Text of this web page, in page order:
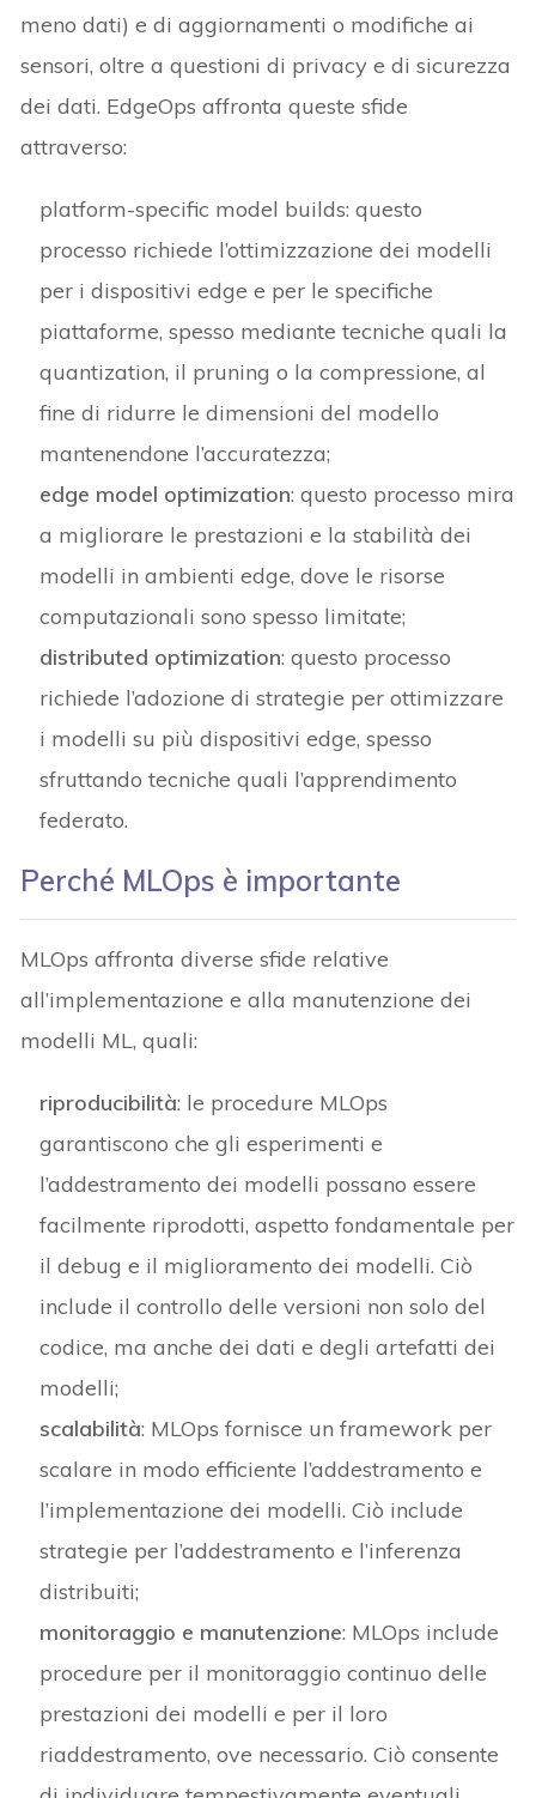
meno dati) e di aggiornamenti o modifiche ai
sensori, oltre a questioni di privacy e di sicurezza
dei dati. EdgeOps affronta queste sfide
attraverso:
platform-specific model builds: questo
processo richiede l’ottimizzazione dei modelli
per i dispositivi edge e per le specifiche
piattaforme, spesso mediante tecniche quali la
quantization, il pruning o la compressione, al
fine di ridurre le dimensioni del modello
mantenendone l’accuratezza;
edge model optimization: questo processo mira
a migliorare le prestazioni e la stabilità dei
modelli in ambienti edge, dove le risorse
computazionali sono spesso limitate;
distributed optimization: questo processo
richiede l’adozione di strategie per ottimizzare
i modelli su più dispositivi edge, spesso
sfruttando tecniche quali l’apprendimento
federato.
Perché MLOps è importante
MLOps affronta diverse sfide relative
all’implementazione e alla manutenzione dei
modelli ML, quali:
riproducibilità: le procedure MLOps
garantiscono che gli esperimenti e
l’addestramento dei modelli possano essere
facilmente riprodotti, aspetto fondamentale per
il debug e il miglioramento dei modelli. Ciò
include il controllo delle versioni non solo del
codice, ma anche dei dati e degli artefatti dei
modelli;
scalabilità: MLOps fornisce un framework per
scalare in modo efficiente l’addestramento e
l’implementazione dei modelli. Ciò include
strategie per l’addestramento e l’inferenza
distribuiti;
monitoraggio e manutenzione: MLOps include
procedure per il monitoraggio continuo delle
prestazioni dei modelli e per il loro
riaddestramento, ove necessario. Ciò consente